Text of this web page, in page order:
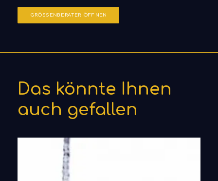
GRÖSSENBERATER ÖFFNEN
Das könnte Ihnen
auch gefallen